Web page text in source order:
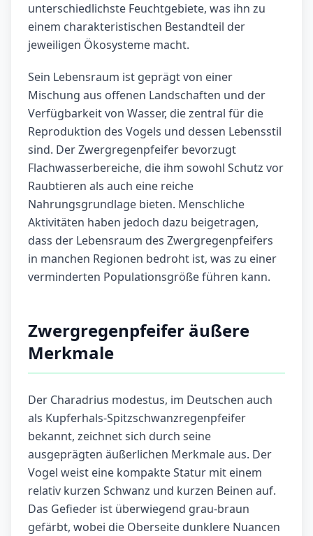
unterschiedlichste Feuchtgebiete, was ihn zu
einem charakteristischen Bestandteil der
jeweiligen Ökosysteme macht.
Sein Lebensraum ist geprägt von einer
Mischung aus offenen Landschaften und der
Verfügbarkeit von Wasser, die zentral für die
Reproduktion des Vogels und dessen Lebensstil
sind. Der Zwergregenpfeifer bevorzugt
Flachwasserbereiche, die ihm sowohl Schutz vor
Raubtieren als auch eine reiche
Nahrungsgrundlage bieten. Menschliche
Aktivitäten haben jedoch dazu beigetragen,
dass der Lebensraum des Zwergregenpfeifers
in manchen Regionen bedroht ist, was zu einer
verminderten Populationsgröße führen kann.
Zwergregenpfeifer äußere
Merkmale
Der Charadrius modestus, im Deutschen auch
als Kupferhals-Spitzschwanzregenpfeifer
bekannt, zeichnet sich durch seine
ausgeprägten äußerlichen Merkmale aus. Der
Vogel weist eine kompakte Statur mit einem
relativ kurzen Schwanz und kurzen Beinen auf.
Das Gefieder ist überwiegend grau-braun
gefärbt, wobei die Oberseite dunklere Nuancen